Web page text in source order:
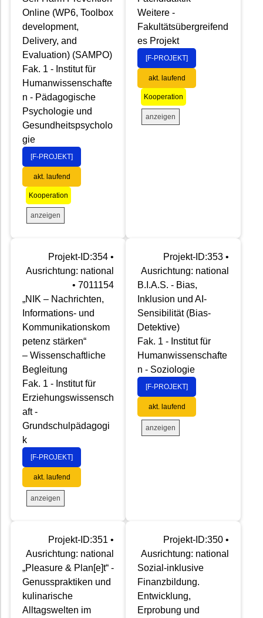
Online (WP6, Toolbox
development,
Delivery, and
Evaluation) (SAMPO)
Fak. 1 - Institut für
Humanwissenschafte
n - Pädagogische
Psychologie und
Gesundheitspsycholo
gie
[F-PROJEKT]
akt. laufend
Kooperation
anzeigen
Weitere -
Fakultätsübergreifend
es Projekt
[F-PROJEKT]
akt. laufend
Kooperation
anzeigen
Projekt-ID:354 •
Ausrichtung: national
• 7011154
„NIK – Nachrichten,
Informations- und
Kommunikationskom
petenz stärken“
– Wissenschaftliche
Begleitung
Fak. 1 - Institut für
Erziehungswissensch
aft -
Grundschulpädagogi
k
[F-PROJEKT]
akt. laufend
anzeigen
Projekt-ID:353 •
Ausrichtung: national
B.I.A.S. - Bias,
Inklusion und AI-
Sensibilität (Bias-
Detektive)
Fak. 1 - Institut für
Humanwissenschafte
n - Soziologie
[F-PROJEKT]
akt. laufend
anzeigen
Projekt-ID:351 •
Ausrichtung: national
„Pleasure & Plan[e]t“ -
Genusspraktiken und
kulinarische
Alltagswelten im
Projekt-ID:350 •
Ausrichtung: national
Sozial-inklusive
Finanzbildung.
Entwicklung,
Erprobung und